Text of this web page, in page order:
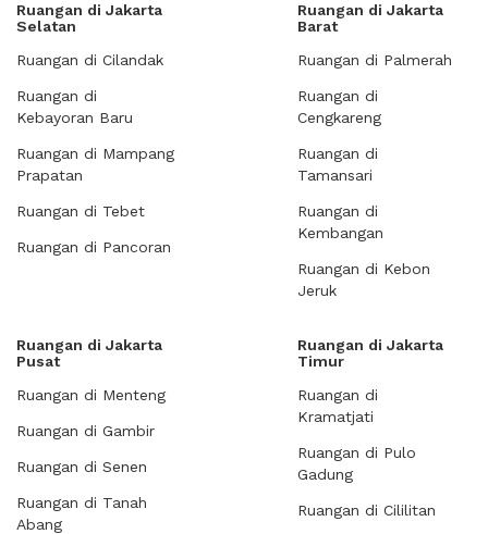
Ruangan di Jakarta
Selatan
Ruangan di Cilandak
Ruangan di
Kebayoran Baru
Ruangan di Mampang
Prapatan
Ruangan di Tebet
Ruangan di Pancoran
Ruangan di Jakarta
Barat
Ruangan di Palmerah
Ruangan di
Cengkareng
Ruangan di
Tamansari
Ruangan di
Kembangan
Ruangan di Kebon
Jeruk
Ruangan di Jakarta
Pusat
Ruangan di Menteng
Ruangan di Gambir
Ruangan di Senen
Ruangan di Tanah
Abang
Ruangan di Jakarta
Timur
Ruangan di
Kramatjati
Ruangan di Pulo
Gadung
Ruangan di Cililitan